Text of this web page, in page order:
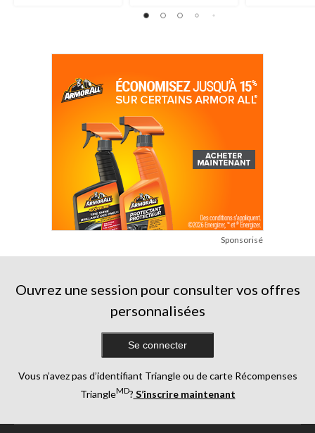
Sponsorisé
Ouvrez une session pour consulter vos offres
personnalisées
Se connecter
Vous n’avez pas d’identifiant Triangle ou de carte Récompenses
TriangleMD? S’inscrire maintenant